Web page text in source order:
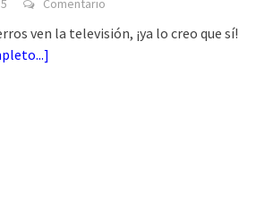
Comentario
ven la televisión, ¡ya lo creo que sí!
]